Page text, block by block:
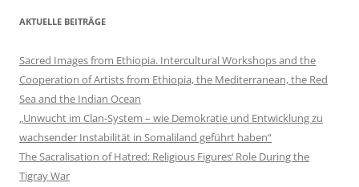
AKTUELLE BEITRÄGE
Sacred Images from Ethiopia. Intercultural Workshops and the
Cooperation of Artists from Ethiopia, the Mediterranean, the Red
Sea and the Indian Ocean
„Unwucht im Clan-System – wie Demokratie und Entwicklung zu
wachsender Instabilität in Somaliland geführt haben“
The Sacralisation of Hatred: Religious Figures‘ Role During the
Tigray War